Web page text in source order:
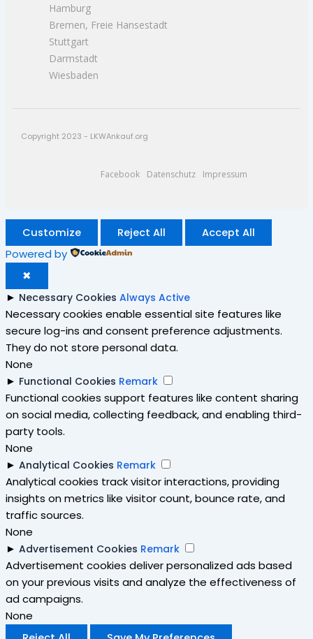
Hamburg
Bremen, Freie Hansestadt
Stuttgart
Darmstadt
Wiesbaden
Copyright 2023 - LKWAnkauf.org
Facebook Datenschutz Impressum
Customize Reject All Accept All
Powered by
✖
► Necessary Cookies Always Active
Necessary cookies enable essential site features like
secure log-ins and consent preference adjustments.
They do not store personal data.
None
► Functional Cookies Remark
Functional cookies support features like content sharing
on social media, collecting feedback, and enabling third-
party tools.
None
► Analytical Cookies Remark
Analytical cookies track visitor interactions, providing
insights on metrics like visitor count, bounce rate, and
traffic sources.
None
► Advertisement Cookies Remark
Advertisement cookies deliver personalized ads based
on your previous visits and analyze the effectiveness of
ad campaigns.
None